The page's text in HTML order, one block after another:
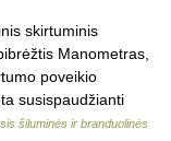
skirtuminis
Manometras,
poveikio
susispaudžianti
šiluminės ir branduolinės